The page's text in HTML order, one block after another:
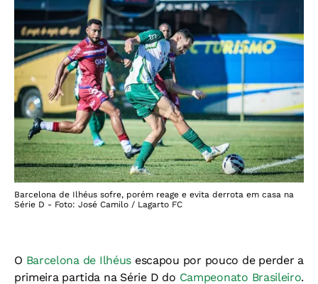
Barcelona de Ilhéus sofre, porém reage e evita derrota em casa na
Série D - Foto: José Camilo / Lagarto FC
O Barcelona de Ilhéus escapou por pouco de perder a
primeira partida na Série D do Campeonato Brasileiro.